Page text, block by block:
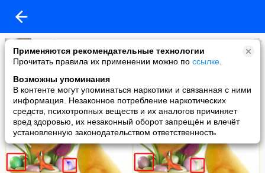
Применяются рекомендательные технологии
Прочитать правила их применении можно по ссылке
Возможны упоминания
В контенте могут упоминаться наркотики и связанная с ними
информация. Незаконное потребление наркотических
средств, психотропных веществ и их аналогов причиняет
вред здоровью, их незаконный оборот запрещён и влечёт
установленную законодательством ответственность
ricard teppinq
added a photo
01 Sep в 13:02